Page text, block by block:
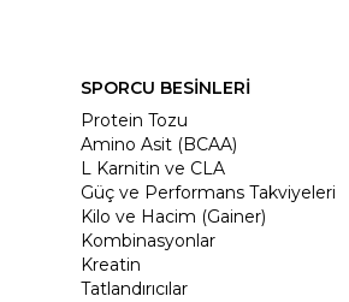
SPORCU BESİNLERİ
Protein Tozu
Amino Asit (BCAA)
L Karnitin ve CLA
Güç ve Performans Takviyeleri
Kilo ve Hacim (Gainer)
Kombinasyonlar
Kreatin
Tatlandırıcılar